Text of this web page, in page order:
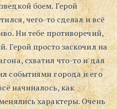
боем. Герой
чего-то сделал и всё
Ни тебе противоречий,
Герой просто заскочил на
схватил что-то и дал
событиями города и его
начиналось, как
характеры. Очень